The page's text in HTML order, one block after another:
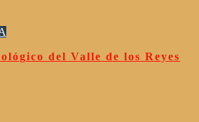
del Valle de los Reyes